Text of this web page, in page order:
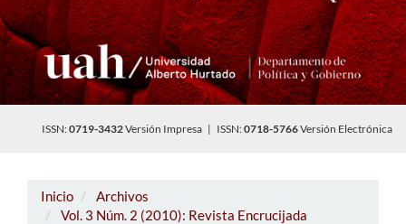
ISSN:0719-3432Versión Impresa | ISSN:0718-5766Versión Electrónica
Inicio
Archivos
Vol. 3 Núm. 2 (2010): Revista Encrucijada